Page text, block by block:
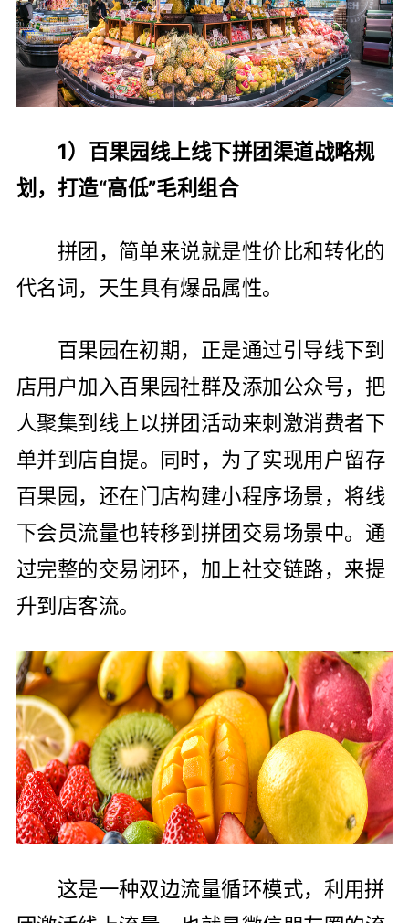
1）百果园线上线下拼团渠道战略规
划，打造“高低”毛利组合
拼团，简单来说就是性价比和转化的
代名词，天生具有爆品属性。
百果园在初期，正是通过引导线下到
店用户加入百果园社群及添加公众号，把
人聚集到线上以拼团活动来刺激消费者下
单并到店自提。同时，为了实现用户留存
百果园，还在门店构建小程序场景，将线
下会员流量也转移到拼团交易场景中。通
过完整的交易闭环，加上社交链路，来提
升到店客流。
这是一种双边流量循环模式，利用拼